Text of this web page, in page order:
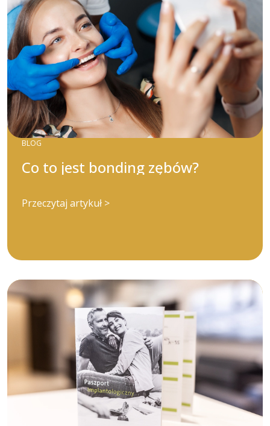
BLOG
Co to jest bonding zębów?
Przeczytaj artykuł >